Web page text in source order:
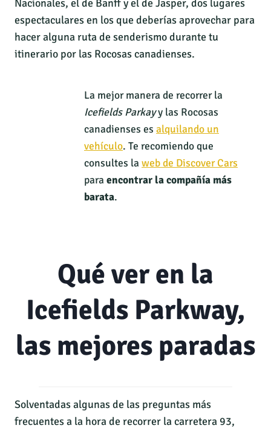
Nacionales, el de Banff y el de Jasper, dos lugares
espectaculares en los que deberías aprovechar para
hacer alguna ruta de senderismo durante tu
itinerario por las Rocosas canadienses.
La mejor manera de recorrer la
Icefields Parkayy las Rocosas
canadienses es alquilando un
vehículo. Te recomiendo que
consultes la web de Discover Cars
para encontrar la compañía más
barata.
Qué ver en la
Icefields Parkway,
las mejores paradas
Solventadas algunas de las preguntas más
frecuentes a la hora de recorrer la carretera 93,